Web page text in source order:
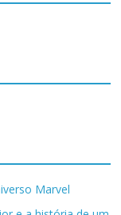
Marvel